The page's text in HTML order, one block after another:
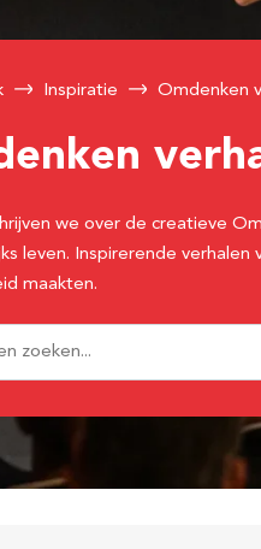
Inspiratie Omdenken
we over de creatieve
leven. Inspirerende verhalen
maakten.